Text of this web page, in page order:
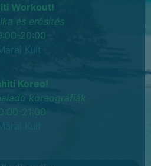
Workout!
és erősítés
20:00
Kult
Koreo!
koreográfiák
21:00
Kult